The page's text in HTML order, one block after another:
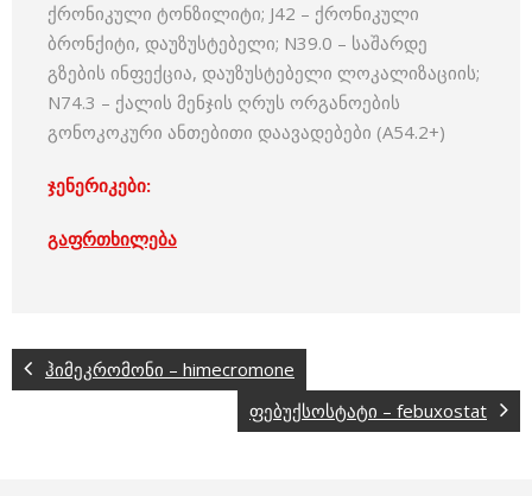
ქრონიკული ტონზილიტი; J42 – ქრონიკული
ბრონქიტი, დაუზუსტებელი; N39.0 – საშარდე
გზების ინფექცია, დაუზუსტებელი ლოკალიზაციის;
N74.3 – ქალის მენჯის ღრუს ორგანოების
გონოკოკური ანთებითი დაავადებები (A54.2+)
ჯენერიკები:
გაფრთხილება
ჰიმეკრომონი – himecromone
ფებუქსოსტატი – febuxostat